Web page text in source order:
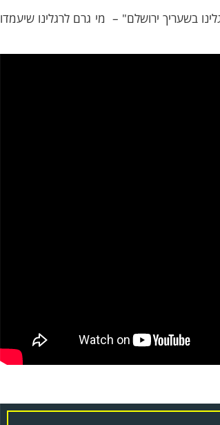
בשעריך ירושלם" – מי גרם לרגלינו שיעמדו